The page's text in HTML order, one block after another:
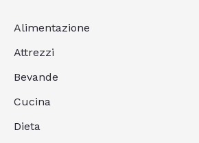
Alimentazione
Attrezzi
Bevande
Cucina
Dieta